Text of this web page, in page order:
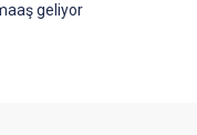
geliyor